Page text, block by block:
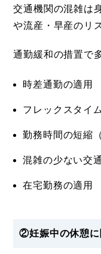
交通機関の混雑は
や流産・早産のリ
通勤緩和の措置で
時差通勤の適用
フレックスタイ
勤務時間の短縮
混雑の少ない交
在宅勤務の適用
②妊娠中の休憩に